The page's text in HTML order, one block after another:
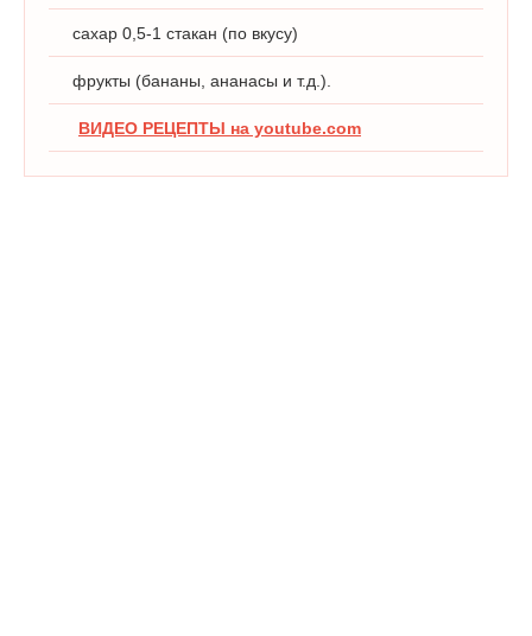
сахар 0,5-1 стакан (по вкусу)
фрукты (бананы, ананасы и т.д.).
ВИДЕО РЕЦЕПТЫ на youtube.com